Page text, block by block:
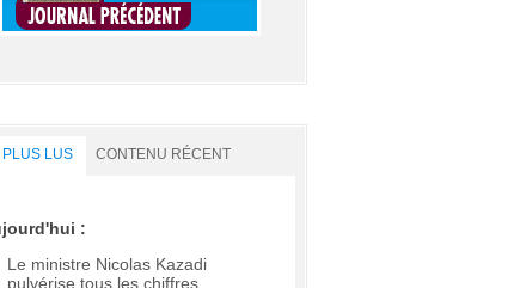
PLUS LUS CONTENU RÉCENT
:
Le ministre Nicolas Kazadi
pulvérise tous les chiffres